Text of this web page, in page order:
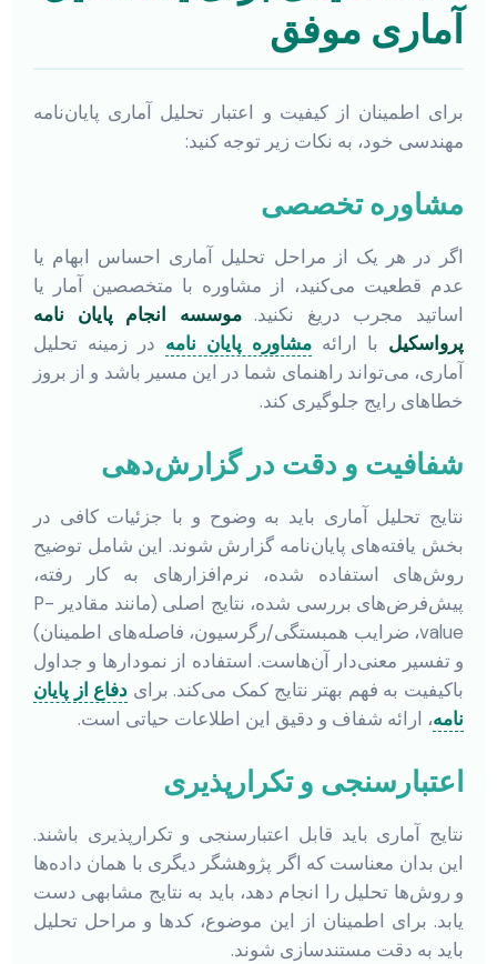
آماری موفق
برای اطمینان از کیفیت و اعتبار تحلیل آماری پایان‌نامه
مهندسی خود، به نکات زیر توجه کنید:
مشاوره تخصصی
اگر در هر یک از مراحل تحلیل آماری احساس ابهام یا
عدم قطعیت می‌کنید، از مشاوره با متخصصین آمار یا
اساتید مجرب دریغ نکنید.موسسه انجام پایان نامه
پرواسکیل با ارائه مشاوره پایان نامه در زمینه تحلیل
آماری، می‌تواند راهنمای شما در این مسیر باشد و از بروز
خطاهای رایج جلوگیری کند.
شفافیت و دقت در گزارش‌دهی
نتایج تحلیل آماری باید به وضوح و با جزئیات کافی در
بخش یافته‌های پایان‌نامه گزارش شوند. این شامل توضیح
روش‌های استفاده شده، نرم‌افزارهای به کار رفته،
پیش‌فرض‌های بررسی شده، نتایج اصلی (مانند مقادیر P-
value، ضرایب همبستگی/رگرسیون، فاصله‌های اطمینان)
و تفسیر معنی‌دار آن‌هاست. استفاده از نمودارها و جداول
باکیفیت به فهم بهتر نتایج کمک می‌کند. برای دفاع از پایان
نامه، ارائه شفاف و دقیق این اطلاعات حیاتی است.
اعتبارسنجی و تکرارپذیری
نتایج آماری باید قابل اعتبارسنجی و تکرارپذیری باشند.
این بدان معناست که اگر پژوهشگر دیگری با همان داده‌ها
و روش‌ها تحلیل را انجام دهد، باید به نتایج مشابهی دست
یابد. برای اطمینان از این موضوع، کدها و مراحل تحلیل
باید به دقت مستندسازی شوند.